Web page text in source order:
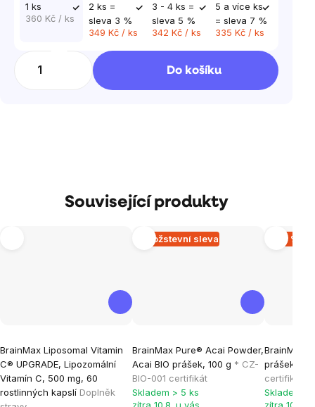
Do košíku
1 ks
360 Kč / ks
2 ks =
sleva 3 %
349 Kč / ks
3 - 4 ks =
sleva 5 %
342 Kč / ks
5 a více ks
= sleva 7 %
335 Kč / ks
Související produkty
BrainMax Liposomal Vitamin
C® UPGRADE, Lipozomální
Vitamín C, 500 mg, 60
rostlinných kapslí Doplněk
hodnocení
produktu
je
Množstevní sleva
BrainMax Pure® Acai Powder,
Acai BIO prášek, 100 g * CZ-
BIO-001 certifikát
hodnocení
produktu
je
Skladem > 5 ks
–30 %
BrainMax
prášek,
certifikát
produktu
je
Skladem >